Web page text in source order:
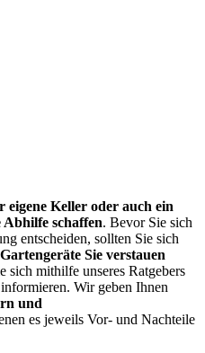
eigene Keller oder auch ein
schaffen. Bevor Sie sich
entscheiden, sollten Sie sich
Sie verstauen
sich mithilfe unseres Ratgebers
Wir geben Ihnen
und
es jeweils Vor- und Nachteile